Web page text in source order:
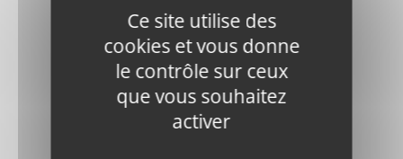
Ce site utilise des
cookies et vous donne
le contrôle sur ceux
que vous souhaitez
activer